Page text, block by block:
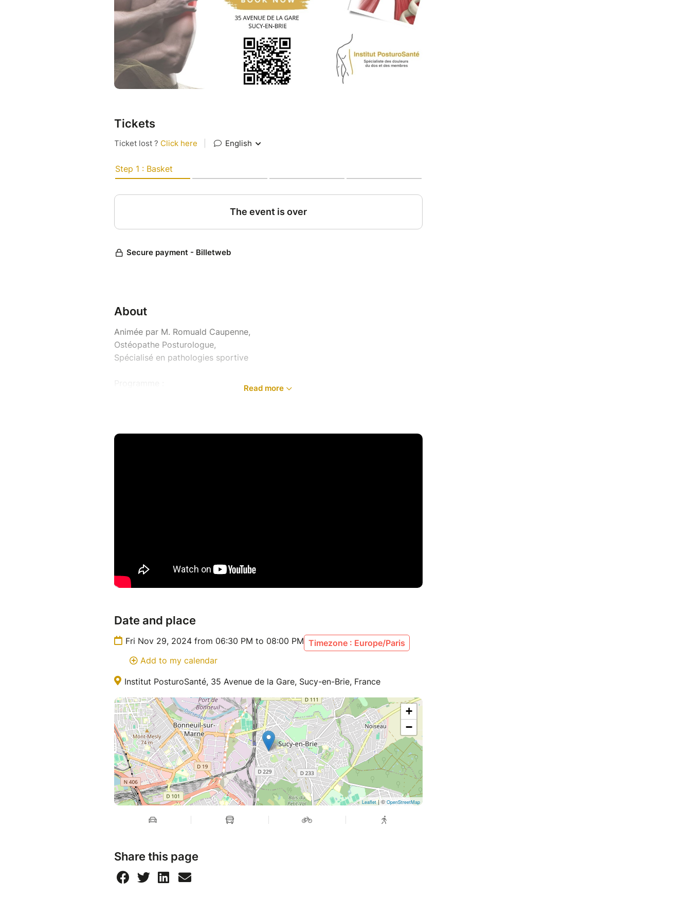
Tickets
About
Animée par M. Romuald Caupenne,
Ostéopathe Posturologue,
Spécialisé en pathologies sportive
- Les pathologies fréquentes (tendinites, déchirures, instabilités).
3. Gérer la blessure et optimiser la récupération :
- Premiers gestes à adopter lors d'une douleur à l'épaule.
- Éviter les rechutes avec des stratégies de suivi adaptées.
- Étapes essentielles pour une reprise progressive et sans risque.
Ce que vous apprendrez :
- Des techniques pratiques pour prévenir les blessures d’épaule.
- Des exercices concrets pour vos séances d’entraînement.
- Les bonnes pratiques pour réagir efficacement face aux blessures et
améliorer la récupération.
Inscription :
- Places limitées, 6 places disponibles !
Read more
Date and place
Fri Nov 29, 2024 from 06:30 PM to 08:00 PM Timezone : Europe/Paris
Add to my calendar
Institut PosturoSanté, 35 Avenue de la Gare, Sucy-en-Brie, France
+
−
Leaflet| © OpenStreetMap
Share this page